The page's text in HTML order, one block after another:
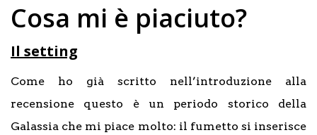
Cosa mi è piaciuto?
Il setting
Come ho già scritto nell’introduzione alla
recensione questo è un periodo storico della
Galassia che mi piace molto: il fumetto si inserisce